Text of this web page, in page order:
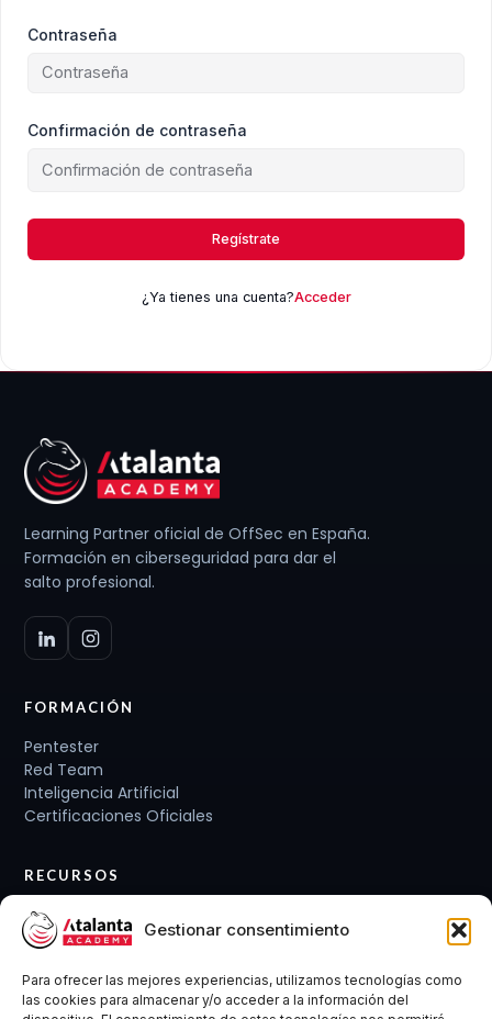
Gestionar consentimiento
Para ofrecer las mejores experiencias, utilizamos tecnologías como
las cookies para almacenar y/o acceder a la información del
Contraseña
Confirmación de contraseña
Regístrate
¿Ya tienes una cuenta?Acceder
Learning Partner oficial de OffSec en España.
Formación en ciberseguridad para dar el
salto profesional.
FORMACIÓN
Pentester
Red Team
Inteligencia Artificial
Certificaciones Oficiales
RECURSOS
Planes de carrera
Cursos y Packs
Conócenos